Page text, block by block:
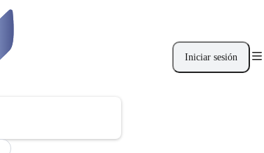
Iniciar sesión